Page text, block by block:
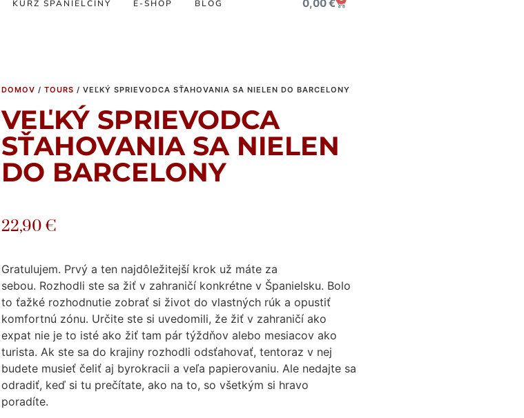
KURZ ŠPANIELČINY E-SHOP BLOG 0,00€
DOMOV / TOURS / VEĽKÝ SPRIEVODCA SŤAHOVANIA SA NIELEN DO BARCELONY
VEĽKÝ SPRIEVODCA
SŤAHOVANIA SA NIELEN
DO BARCELONY
22,90 €
Gratulujem. Prvý a ten najdôležitejší krok už máte za
sebou. Rozhodli ste sa žiť v zahraničí konkrétne v Španielsku. Bolo
to ťažké rozhodnutie zobrať si život do vlastných rúk a opustiť
komfortnú zónu. Určite ste si uvedomili, že žiť v zahraničí ako
expat nie je to isté ako žiť tam pár týždňov alebo mesiacov ako
turista. Ak ste sa do krajiny rozhodli odsťahovať, tentoraz v nej
budete musieť čeliť aj byrokracii a veľa papierovaniu. Ale nedajte sa
odradiť, keď si tu prečítate, ako na to, so všetkým si hravo
poradíte.